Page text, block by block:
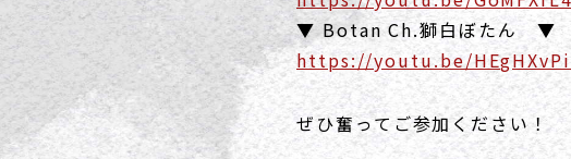
▼ Botan Ch.獅白ぼたん ▼
https://youtu.be/
ぜひ奮ってご参加ください！